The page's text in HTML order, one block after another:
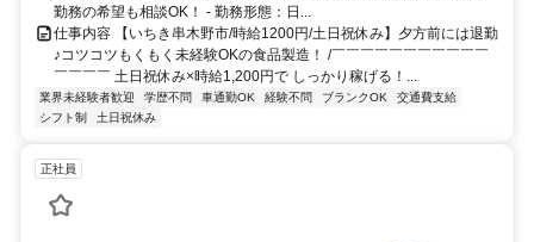
勤務の希望も相談OK！ - 勤務形態：日...
仕事内容 【いちき串木野市/時給1200円/土日祝休み】夕方前には退勤
♪コツコツもくもく未経験OKの食品製造！ /￣￣￣￣￣￣￣￣￣￣￣
￣￣￣￣ 土日祝休み×時給1,200円で しっかり稼げる！...
業界未経験者歓迎 学歴不問 車通勤OK 経験不問 ブランクOK
交通費支給
シフト制
土日祝休み
正社員